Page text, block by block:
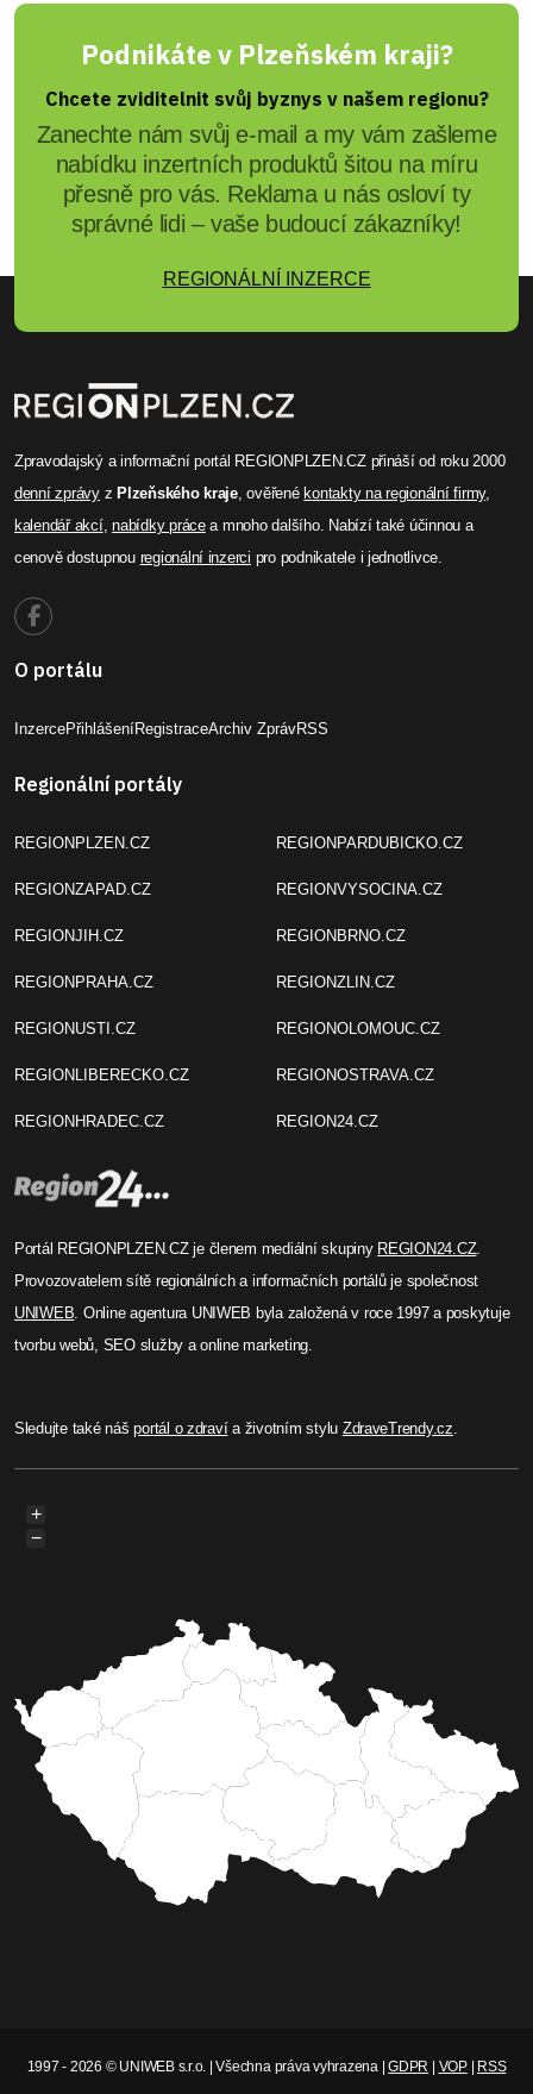
Podnikáte v Plzeňském kraji?
Chcete zviditelnit svůj byznys v našem regionu?
Zanechte nám svůj e-mail a my vám zašleme
nabídku inzertních produktů šitou na míru
přesně pro vás. Reklama u nás osloví ty
správné lidi – vaše budoucí zákazníky!
REGIONÁLNÍ INZERCE
Zpravodajský a informační portál REGIONPLZEN.CZ přináší od roku 2000
denní zprávyz Plzeňského kraje, ověřené kontakty na regionální firmy,
kalendář akcí,nabídky prácea mnoho dalšího. Nabízí také účinnou a
cenově dostupnou regionální inzerci pro podnikatele i jednotlivce.
O portálu
InzercePřihlášeníRegistraceArchiv ZprávRSS
Regionální portály
REGIONPLZEN.CZ
REGIONZAPAD.CZ
REGIONJIH.CZ
REGIONPRAHA.CZ
REGIONUSTI.CZ
REGIONLIBERECKO.CZ
REGIONHRADEC.CZ
REGIONPARDUBICKO.CZ
REGIONVYSOCINA.CZ
REGIONBRNO.CZ
REGIONZLIN.CZ
REGIONOLOMOUC.CZ
REGIONOSTRAVA.CZ
REGION24.CZ
Portál REGIONPLZEN.CZ je členem mediální skupiny REGION24.CZ.
Provozovatelem sítě regionálních a informačních portálů je společnost
UNIWEB. Online agentura UNIWEB byla založená v roce 1997 a poskytuje
tvorbu webů, SEO služby a online marketing.
Sledujte také nášportál o zdravía životním stylu ZdraveTrendy.cz.
+
−
1997 - 2026 © UNIWEB s.r.o. | Všechna práva vyhrazena |GDPR VOP| RSS